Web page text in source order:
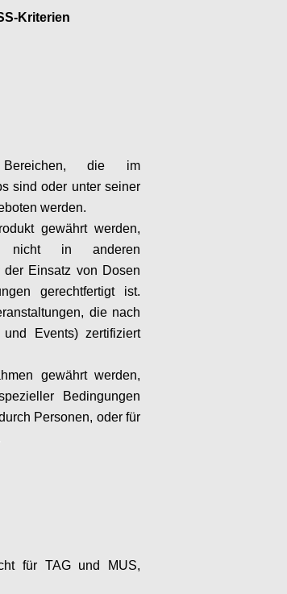
Kriterien
die im
sind oder unter seiner
werden.
gewährt werden,
nicht in anderen
Einsatz von Dosen
gerechtfertigt ist.
die nach
Events) zertifiziert
gewährt werden,
Bedingungen
Personen, oder für
für TAG und MUS,